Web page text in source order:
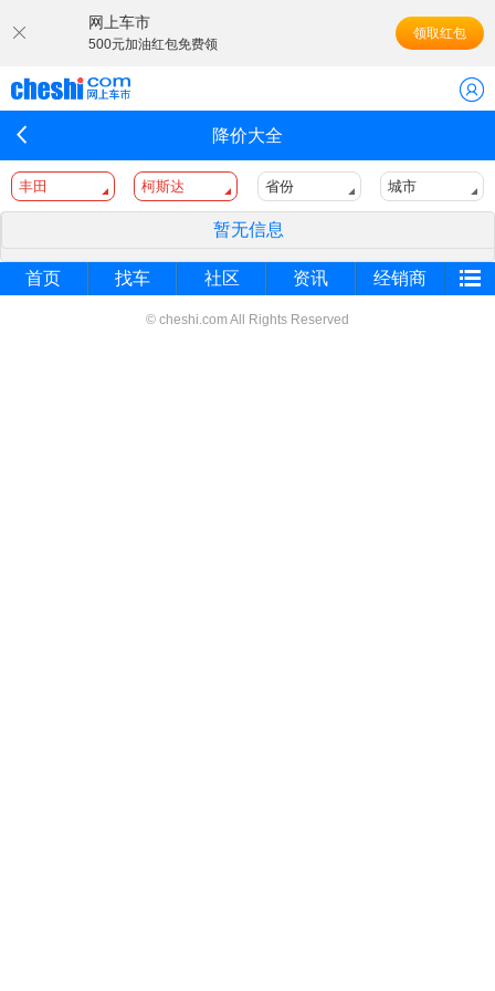
网上车市
500元加油红包免费领
领取红包
降价大全
丰田 柯斯达 省份 城市
暂无信息
首页 找车 社区 资讯 经销商
© cheshi.com All Rights Reserved